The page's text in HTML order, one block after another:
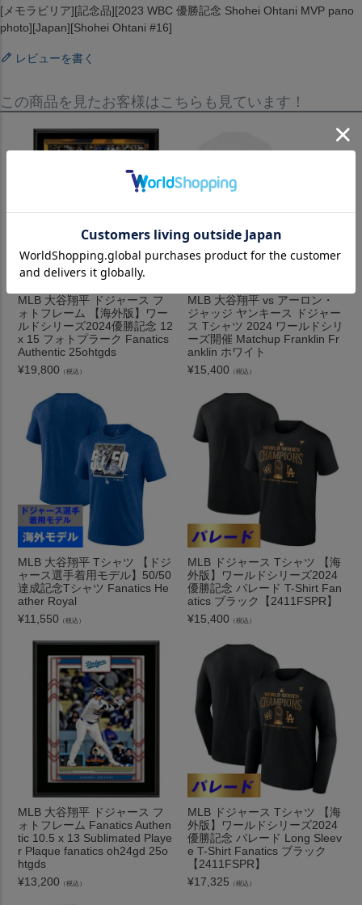
[メモラビリア][記念品][2023 WBC 優勝記念 Shohei Ohtani MVP pano
photo][Japan][Shohei Ohtani #16]
レビューを書く
この商品を見たお客様はこちらも見ています！
MLB 大谷翔平 ドジャース フ
ォトフレーム 【海外版】ワー
ルドシリーズ2024優勝記念 12
x 15 フォトプラーク Fanatics
Authentic 25ohtgds
¥19,800 （税込）
MLB 大谷翔平 vs アーロン・
ジャッジ ヤンキース ドジャー
ス Tシャツ 2024 ワールドシリ
ーズ開催 Matchup Franklin Fr
anklin ホワイト
¥15,400 （税込）
MLB 大谷翔平 Tシャツ 【ドジ
ャース選手着用モデル】50/50
達成記念Tシャツ Fanatics He
ather Royal
¥11,550 （税込）
MLB ドジャース Tシャツ 【海
外版】ワールドシリーズ2024
優勝記念 パレード T-Shirt Fan
atics ブラック【2411FSPR】
¥15,400 （税込）
MLB 大谷翔平 ドジャース フ
ォトフレーム Fanatics Authen
tic 10.5 x 13 Sublimated Playe
r Plaque fanatics oh24gd 25o
htgds
¥13,200 （税込）
MLB ドジャース Tシャツ 【海
外版】ワールドシリーズ2024
優勝記念 パレード Long Sleev
e T-Shirt Fanatics ブラック
【2411FSPR】
¥17,325 （税込）